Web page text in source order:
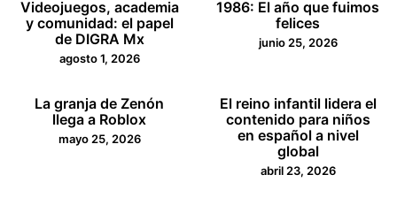
Videojuegos, academia
y comunidad: el papel
de DIGRA Mx
agosto 1, 2026
1986: El año que fuimos
felices
junio 25, 2026
La granja de Zenón
llega a Roblox
mayo 25, 2026
El reino infantil lidera el
contenido para niños
en español a nivel
global
abril 23, 2026